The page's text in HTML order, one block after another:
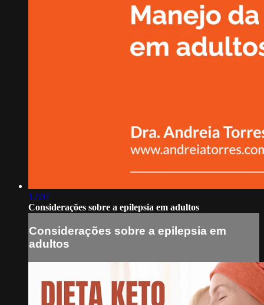
12:07
Considerações sobre a epilepsia em adultos
Considerações sobre a epilepsia em
adultos